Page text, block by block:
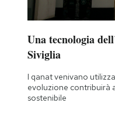
Una tecnologia
Siviglia
I qanat venivano
evoluzione contribuirà
sostenibile